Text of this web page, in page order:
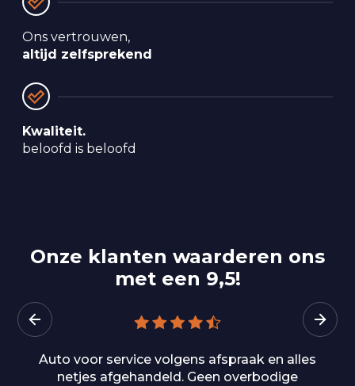
Ons vertrouwen,
altijd zelfsprekend
Kwaliteit.
beloofd is beloofd
Onze klanten waarderen ons
met een 9,5!
Wat een geweldige ervaring bij Auto Bedrijf van
Herpen! Ik had een proefrit met een Kia XCeed